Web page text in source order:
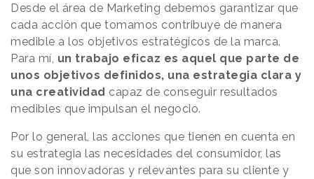
Desde el área de Marketing debemos garantizar que
cada acción que tomamos contribuye de manera
medible a los objetivos estratégicos de la marca.
Para mí, un trabajo eficaz es aquel que parte de
unos objetivos definidos, una estrategia clara y
una creatividad capaz de conseguir resultados
medibles que impulsan el negocio.
Por lo general, las acciones que tienen en cuenta en
su estrategia las necesidades del consumidor, las
que son innovadoras y relevantes para su cliente y